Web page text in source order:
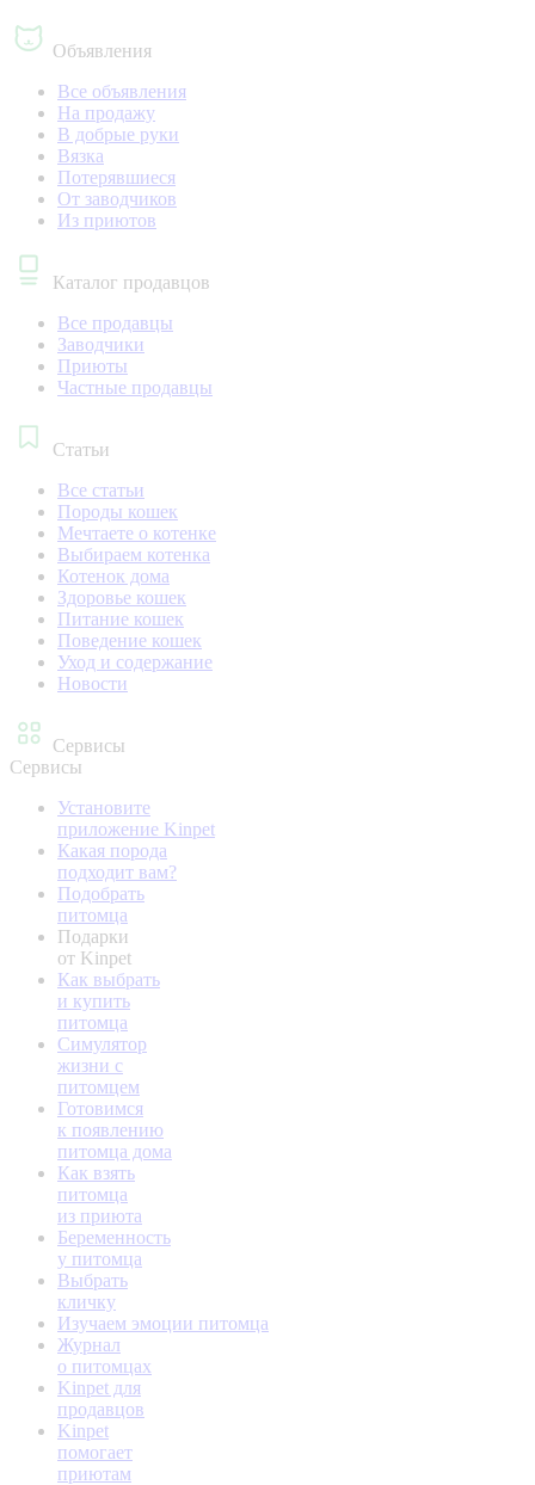
Объявления
Все объявления
На продажу
В добрые руки
Вязка
Потерявшиеся
От заводчиков
Из приютов
Каталог продавцов
Все продавцы
Заводчики
Приюты
Частные продавцы
Статьи
Все статьи
Породы кошек
Мечтаете о котенке
Выбираем котенка
Котенок дома
Здоровье кошек
Питание кошек
Поведение кошек
Уход и содержание
Новости
Сервисы
Сервисы
Установите
приложение Kinpet
Какая порода
подходит вам?
Подобрать
питомца
Подарки
от Kinpet
Как выбрать
и купить
питомца
Симулятор
жизни с
питомцем
Готовимся
к появлению
питомца дома
Как взять
питомца
из приюта
Беременность
у питомца
Выбрать
кличку
Изучаем эмоции питомца
Журнал
о питомцах
Kinpet для
продавцов
Kinpet
помогает
приютам